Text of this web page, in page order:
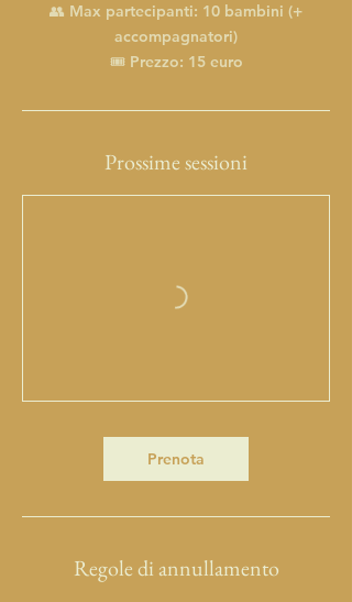
👥 Max partecipanti: 10 bambini (+
accompagnatori)
🎟 Prezzo: 15 euro
Prossime sessioni
Prenota
Regole di annullamento